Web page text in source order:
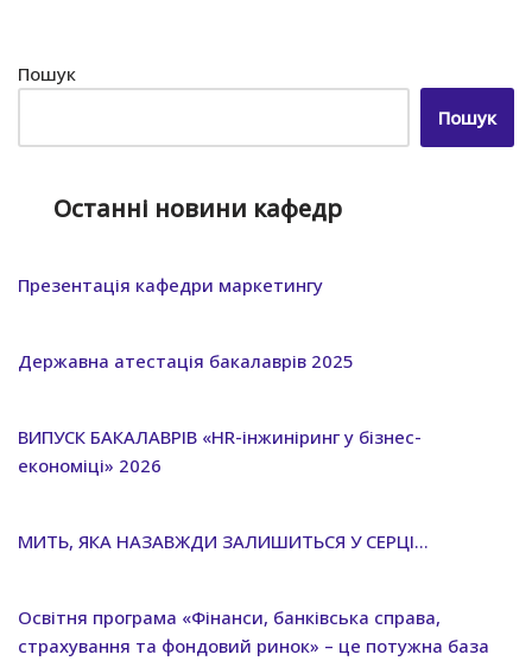
Пошук
Пошук
Останні новини кафедр
Презентація кафедри маркетингу
Державна атестація бакалаврів 2025
ВИПУСК БАКАЛАВРІВ «HR-інжиніринг у бізнес-
економіці» 2026
МИТЬ, ЯКА НАЗАВЖДИ ЗАЛИШИТЬСЯ У СЕРЦІ…
Освітня програма «Фінанси, банківська справа,
страхування та фондовий ринок» – це потужна база